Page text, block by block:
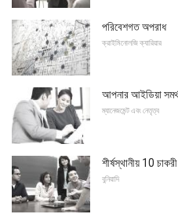
পরিবেশগত অপরাধ
ক্রাইমিনোলজি ক্যারিয়ার
আপনার আইডিয়া
ম্যানেজমেন্ট এবং নেতৃত্ব
শীর্ষস্থানীয় 10
বুনিয়াদি